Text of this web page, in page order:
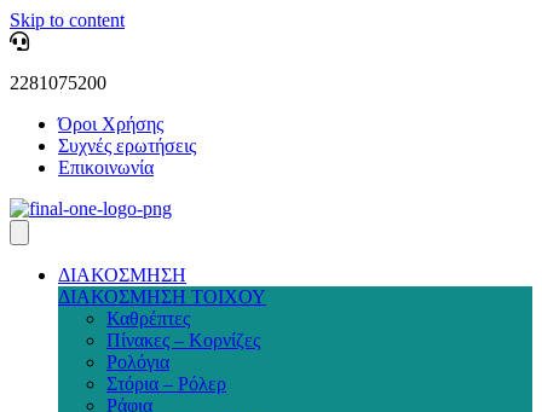
Skip to content
2281075200
Όροι Χρήσης
Συχνές ερωτήσεις
Επικοινωνία
ΔΙΑΚΟΣΜΗΣΗ
ΔΙΑΚΟΣΜΗΣΗ ΤΟΙΧΟΥ
Καθρέπτες
Πίνακες – Κορνίζες
Ρολόγια
Στόρια – Ρόλερ
Ράφια